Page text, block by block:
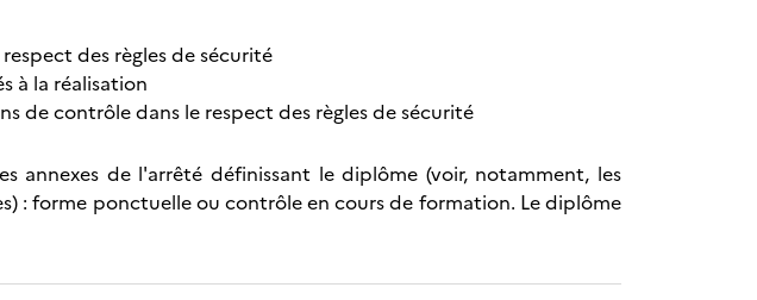
des règles de sécurité
à la réalisation
de contrôle dans le respect des règles de sécurité
annexes de l'arrêté définissant le diplôme (voir, notamment, les
: forme ponctuelle ou contrôle en cours de formation. Le diplôme